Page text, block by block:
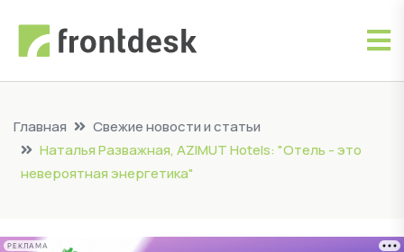
Главная
Свежие новости и статьи
Наталья Разважная, AZIMUT Hotels: "Отель - это
невероятная энергетика"
РЕКЛАМА